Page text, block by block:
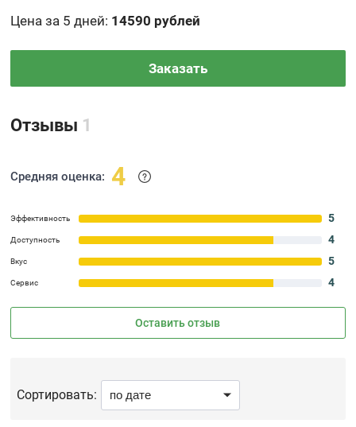
Цена за 5 дней: 14590 рублей
Заказать
Отзывы 1
Средняя оценка: 4
Эффективность 5
Доступность 4
Вкус 5
Сервис 4
Оставить отзыв
Сортировать: